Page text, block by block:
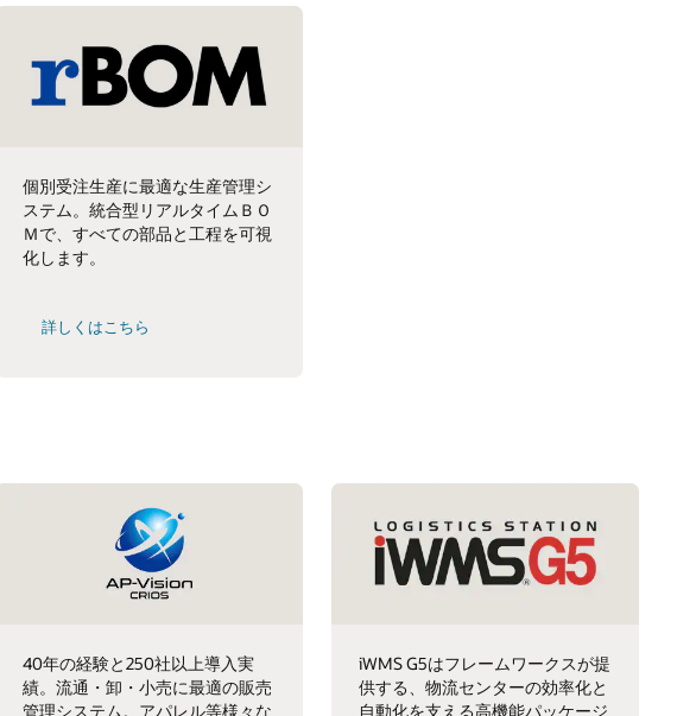
個別受注生産に最適な生産管理シ
ステム。統合型リアルタイムＢＯ
Ｍで、すべての部品と工程を可視
化します。
詳しくはこちら
40年の経験と250社以上導入実
績。流通・卸・小売に最適の販売
管理システム。アパレル等様々な
iWMS G5はフレームワークスが提
供する、物流センターの効率化と
自動化を支える高機能パッケージ